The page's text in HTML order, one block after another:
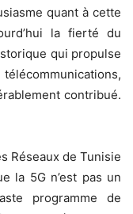
quant à cette
la fierté du
qui propulse
contribué.
Réseaux de Tunisie
la 5G n’est pas un
programme de